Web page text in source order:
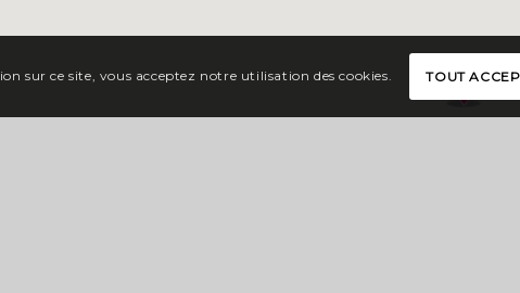
sur ce site, vous acceptez notre utilisation des cookies. TOUT